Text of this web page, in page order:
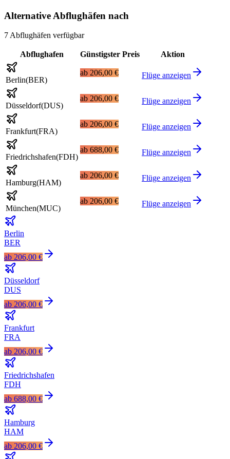
Alternative Abflughäfen nach
7 Abflughäfen verfügbar
Abflughafen Günstigster Preis Aktion
Berlin(BER)
ab 206,00 € Flüge anzeigen
Düsseldorf(DUS)
ab 206,00 € Flüge anzeigen
Frankfurt(FRA)
ab 206,00 € Flüge anzeigen
Friedrichshafen(FDH)
ab 688,00 € Flüge anzeigen
Hamburg(HAM)
ab 206,00 € Flüge anzeigen
München(MUC)
ab 206,00 € Flüge anzeigen
Berlin
BER
ab 206,00 €
Düsseldorf
DUS
ab 206,00 €
Frankfurt
FRA
ab 206,00 €
Friedrichshafen
FDH
ab 688,00 €
Hamburg
HAM
ab 206,00 €